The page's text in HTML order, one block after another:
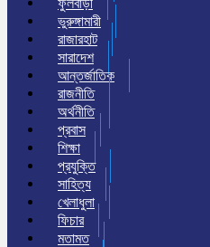
ফুলবাড়ী
ভুরুঙ্গামারী
রাজারহাট
সারাদেশ
আন্তর্জাতিক
রাজনীতি
অর্থনীতি
প্রবাস
শিক্ষা
প্রযুক্তি
সাহিত্য
খেলাধুলা
ফিচার
মতামত